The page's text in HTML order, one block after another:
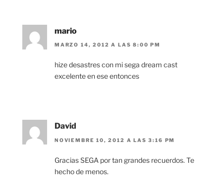
mario
MARZO 14, 2012 A LAS 8:00 PM
hize desastres con mi sega dream cast
excelente en ese entonces
David
NOVIEMBRE 10, 2012 A LAS 3:16 PM
Gracias SEGA por tan grandes recuerdos. Te
hecho de menos.